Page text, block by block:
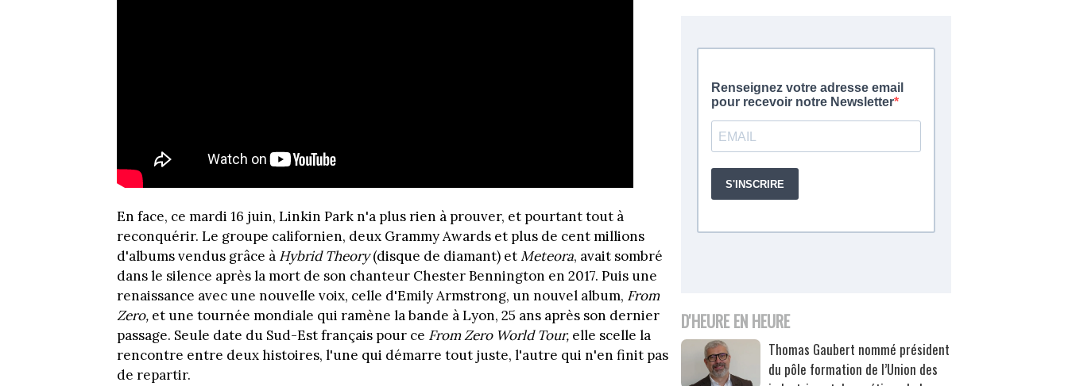
En face, ce mardi 16 juin, Linkin Park n'a plus rien à prouver, et pourtant tout à
reconquérir. Le groupe californien, deux Grammy Awards et plus de cent millions
d'albums vendus grâce à Hybrid Theory(disque de diamant) etMeteora, avait sombré
dans le silence après la mort de son chanteur Chester Bennington en 2017. Puis une
renaissance avec une nouvelle voix, celle d'Emily Armstrong, un nouvel album, From
Zero, et une tournée mondiale qui ramène la bande à Lyon, 25 ans après son dernier
passage. Seule date du Sud-Est français pour ce From Zero World Tour, elle scelle la
rencontre entre deux histoires, l'une qui démarre tout juste, l'autre qui n'en finit pas
de repartir.
D'HEURE EN HEURE
Thomas Gaubert nommé président
du pôle formation de l’Union des